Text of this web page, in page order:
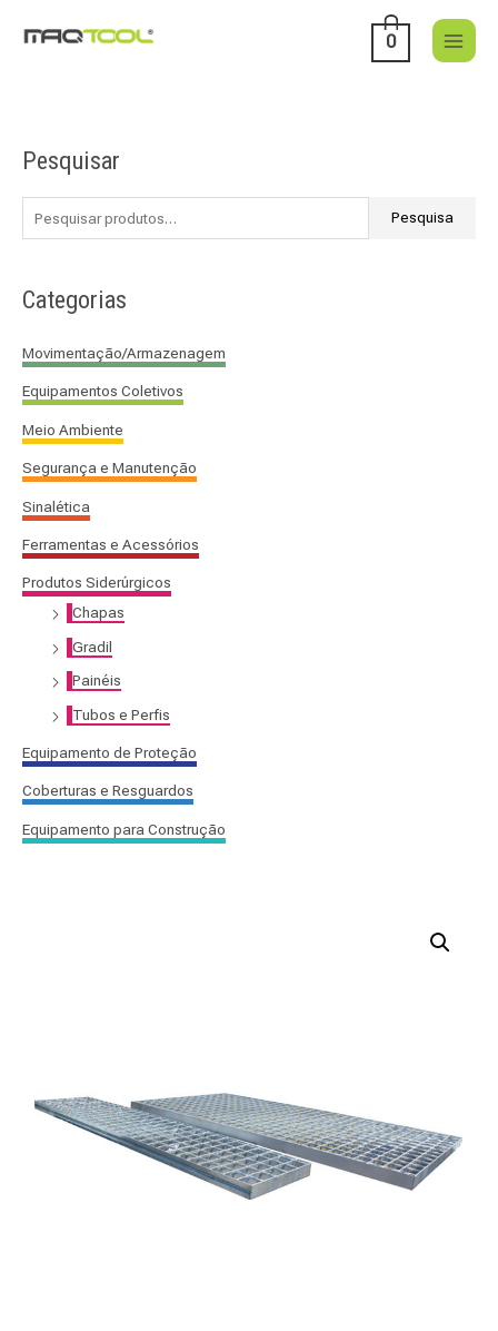
0
Pesquisar
P
i
a
r
p
r
:
Pesquisa
Categorias
Movimentação/Armazenagem
Equipamentos Coletivos
Meio Ambiente
Segurança e Manutenção
Sinalética
Ferramentas e Acessórios
Produtos Siderúrgicos
Chapas
Gradil
Painéis
Tubos e Perfis
Equipamento de Proteção
Coberturas e Resguardos
Equipamento para Construção